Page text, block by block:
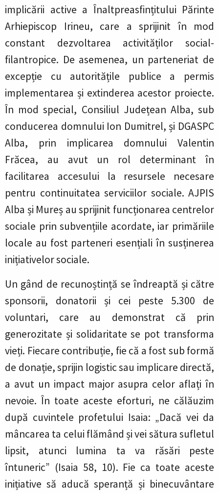
implicării active a Înaltpreasfințitului Părinte
Arhiepiscop Irineu, care a sprijinit în mod
constant dezvoltarea activităților social-
filantropice. De asemenea, un parteneriat de
excepție cu autoritățile publice a permis
implementarea și extinderea acestor proiecte.
În mod special, Consiliul Județean Alba, sub
conducerea domnului Ion Dumitrel, și DGASPC
Alba, prin implicarea domnului Valentin
Frăcea, au avut un rol determinant în
facilitarea accesului la resursele necesare
pentru continuitatea serviciilor sociale. AJPIS
Alba și Mureș au sprijinit funcționarea centrelor
sociale prin subvențiile acordate, iar primăriile
locale au fost parteneri esențiali în susținerea
inițiativelor sociale.
Un gând de recunoștință se îndreaptă și către
sponsorii, donatorii și cei peste 5.300 de
voluntari, care au demonstrat că prin
generozitate și solidaritate se pot transforma
vieți. Fiecare contribuție, fie că a fost sub formă
de donație, sprijin logistic sau implicare directă,
a avut un impact major asupra celor aflați în
nevoie. În toate aceste eforturi, ne călăuzim
după cuvintele profetului Isaia: „Dacă vei da
mâncarea ta celui flămând și vei sătura sufletul
lipsit, atunci lumina ta va răsări peste
întuneric” (Isaia 58, 10). Fie ca toate aceste
inițiative să aducă speranță și binecuvântare